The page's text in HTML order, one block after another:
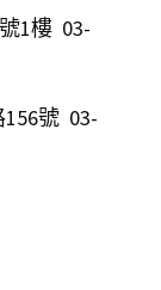
1樓  03-
號  03-